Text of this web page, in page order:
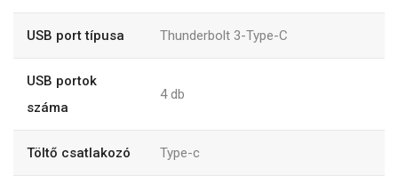
USB port típusa Thunderbolt 3-Type-C
USB portok
száma
4 db
Töltő csatlakozó Type-c